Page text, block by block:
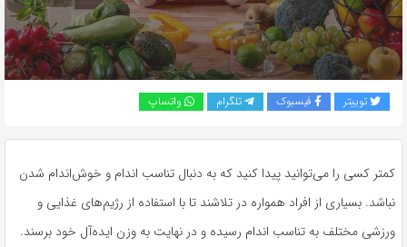
کپی
لینک
توییتر فیسبوک تلگرام واتساپ
کمتر کسی را می‌توانید پیدا کنید که به دنبال تناسب اندام و خوش‌اندام شدن
نباشد. بسیاری از افراد همواره در تلاشند تا با استفاده از رژیم‌های غذایی و
ورزشی مختلف به تناسب اندام رسیده و در نهایت به وزن ایده‌آل خود برسند.